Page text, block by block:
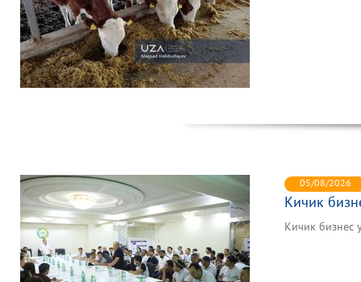
05/08/2026
Кичик
Кичик бизнес